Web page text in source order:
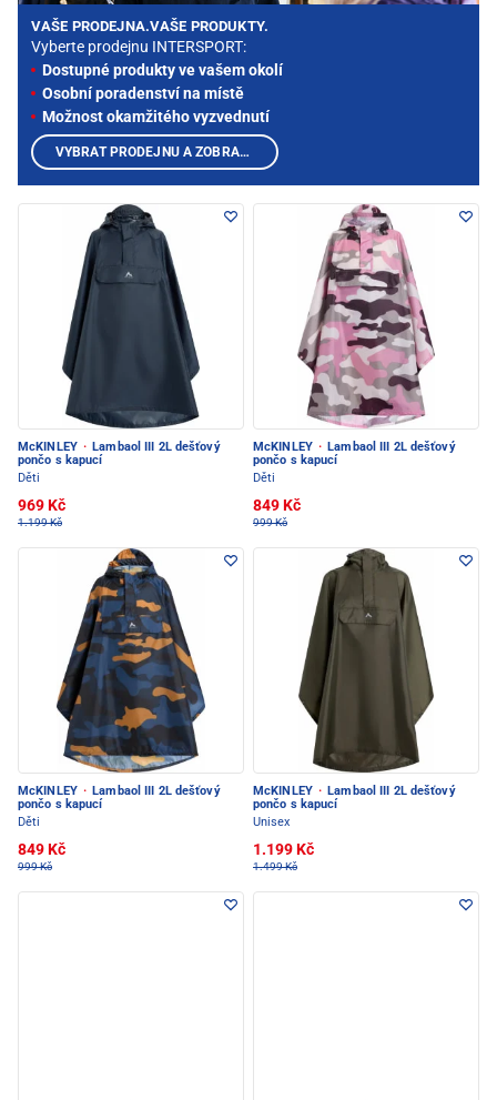
McKINLEY · Lambaol III 2L dešťový
pončo s kapucí
Děti
969 Kč
1.199 Kč
McKINLEY · Lambaol III 2L dešťový
pončo s kapucí
Děti
849 Kč
999 Kč
McKINLEY · Lambaol III 2L dešťový
pončo s kapucí
Děti
849 Kč
999 Kč
McKINLEY · Lambaol III 2L dešťový
pončo s kapucí
Unisex
1.199 Kč
1.499 Kč
VAŠE PRODEJNA.VAŠE PRODUKTY.
Vyberte prodejnu INTERSPORT:
Dostupné produkty ve vašem okolí
Osobní poradenství na místě
Možnost okamžitého vyzvednutí
VYBRAT PRODEJNU A ZOBRAZIT PRODUKTY